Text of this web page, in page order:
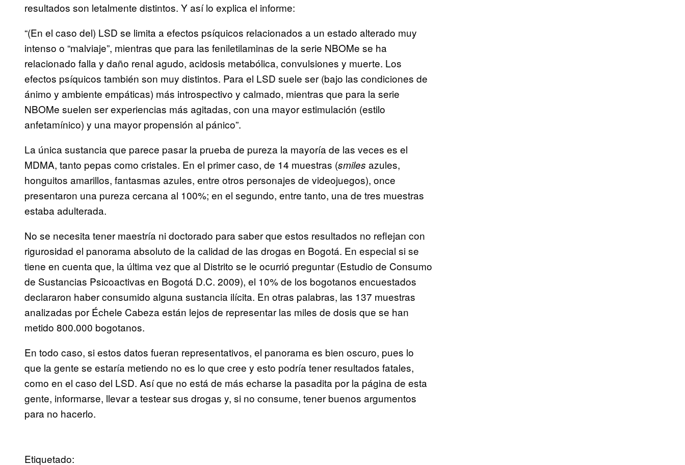
resultados son letalmente distintos. Y así lo explica el informe:
“(En el caso del) LSD se limita a efectos psíquicos relacionados a un estado alterado muy
intenso o “malviaje”, mientras que para las feniletilaminas de la serie NBOMe se ha
relacionado falla y daño renal agudo, acidosis metabólica, convulsiones y muerte. Los
efectos psíquicos también son muy distintos. Para el LSD suele ser (bajo las condiciones de
ánimo y ambiente empáticas) más introspectivo y calmado, mientras que para la serie
NBOMe suelen ser experiencias más agitadas, con una mayor estimulación (estilo
anfetamínico) y una mayor propensión al pánico”.
La única sustancia que parece pasar la prueba de pureza la mayoría de las veces es el
MDMA, tanto pepas como cristales. En el primer caso, de 14 muestras (smiles azules,
honguitos amarillos, fantasmas azules, entre otros personajes de videojuegos), once
presentaron una pureza cercana al 100%; en el segundo, entre tanto, una de tres muestras
estaba adulterada.
No se necesita tener maestría ni doctorado para saber que estos resultados no reflejan con
rigurosidad el panorama absoluto de la calidad de las drogas en Bogotá. En especial si se
tiene en cuenta que, la última vez que al Distrito se le ocurrió preguntar (Estudio de Consumo
de Sustancias Psicoactivas en Bogotá D.C. 2009), el 10% de los bogotanos encuestados
declararon haber consumido alguna sustancia ilícita. En otras palabras, las 137 muestras
analizadas por Échele Cabeza están lejos de representar las miles de dosis que se han
metido 800.000 bogotanos.
En todo caso, si estos datos fueran representativos, el panorama es bien oscuro, pues lo
que la gente se estaría metiendo no es lo que cree y esto podría tener resultados fatales,
como en el caso del LSD. Así que no está de más echarse la pasadita por la página de esta
gente, informarse, llevar a testear sus drogas y, si no consume, tener buenos argumentos
para no hacerlo.
Etiquetado: